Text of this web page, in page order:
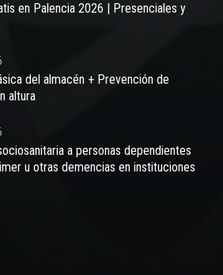
en Palencia 2026 | Presenciales y
del almacén + Prevención de
altura
a personas dependientes
u otras demencias en instituciones